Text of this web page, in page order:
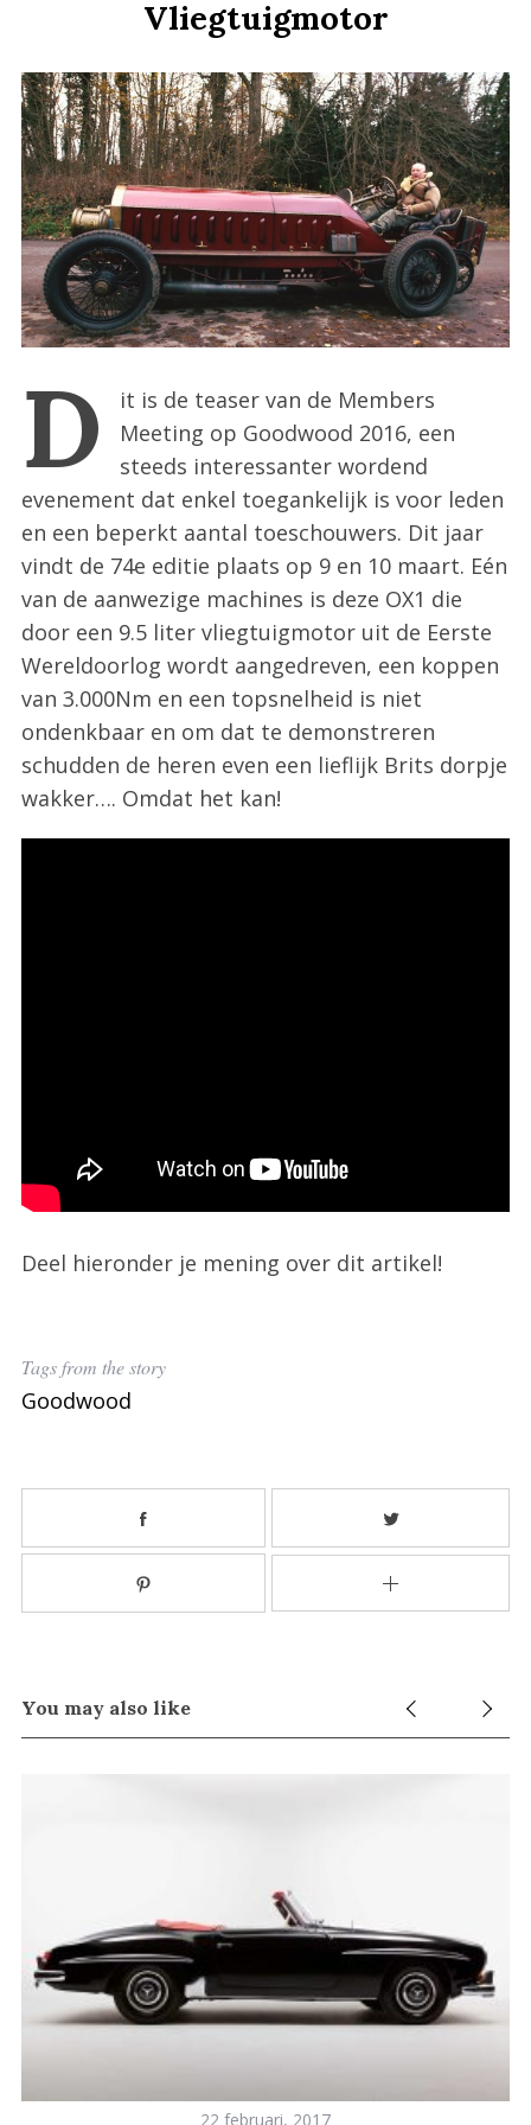
Vliegtuigmotor
D
it is de teaser van de Members
Meeting op Goodwood 2016, een
steeds interessanter wordend
evenement dat enkel toegankelijk is voor leden
en een beperkt aantal toeschouwers. Dit jaar
vindt de 74e editie plaats op 9 en 10 maart. Eén
van de aanwezige machines is deze OX1 die
door een 9.5 liter vliegtuigmotor uit de Eerste
Wereldoorlog wordt aangedreven, een koppen
van 3.000Nm en een topsnelheid is niet
ondenkbaar en om dat te demonstreren
schudden de heren even een lieflijk Brits dorpje
wakker…. Omdat het kan!
Deel hieronder je mening over dit artikel!
Tags from the story
Goodwood
You may also like
22 februari, 2017
S
e
a
r
f